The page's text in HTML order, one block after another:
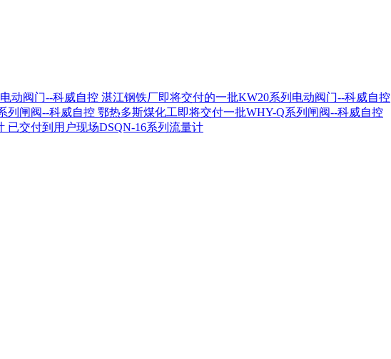
湛江钢铁厂即将交付的一批KW20系列电动阀门--科威自控
鄂热多斯煤化工即将交付一批WHY-Q系列闸阀--科威自控
已交付到用户现场DSQN-16系列流量计